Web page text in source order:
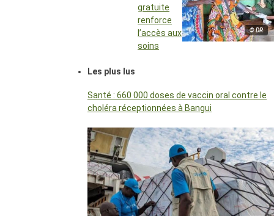
© DR
gratuite
renforce
l’accès aux
soins
Les plus lus
Santé : 660 000 doses de vaccin oral contre le
choléra réceptionnées à Bangui